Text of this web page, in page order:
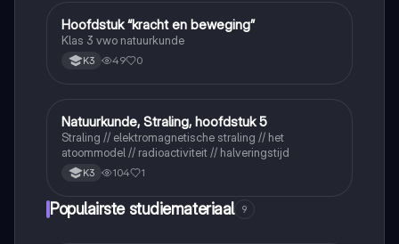
Natuurkunde
Hoofdstuk “kracht en beweging”
Klas 3 vwo natuurkunde
K3 49 0
Natuurkunde
Natuurkunde, Straling, hoofdstuk 5
Straling // elektromagnetische straling // het
atoommodel // radioactiviteit // halveringstijd
K3 104 1
Populairste studiemateriaal 9